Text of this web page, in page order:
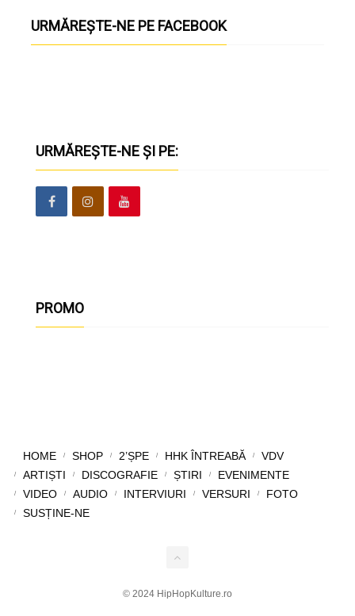
URMĂREȘTE-NE PE FACEBOOK
URMĂREȘTE-NE ȘI PE:
PROMO
© 2024 HipHopKulture.ro
HOME SHOP 2’ȘPE HHK ÎNTREABĂ
VDV
ARTIȘTI
DISCOGRAFIE ȘTIRI
EVENIMENTE
VIDEO
AUDIO INTERVIURI VERSURI
FOTO
SUSȚINE-NE